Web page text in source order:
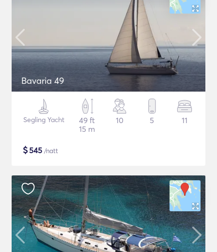
Bavaria 49
Segling Yacht
49 ft
15 m
10 5 11
$545 /natt